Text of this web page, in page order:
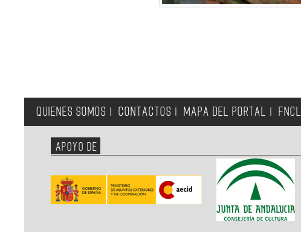
QUIENES SOMOS CONTACTOS MAPA DEL PORTAL FNCL
APOYO DE